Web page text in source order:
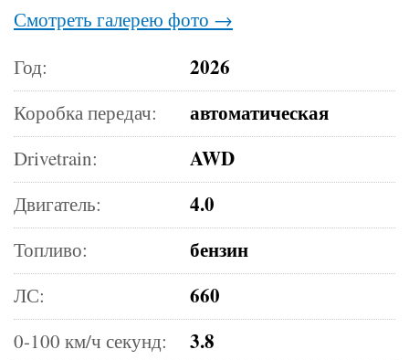
Смотреть галерею фото →
Год:
2026
Коробка передач: автоматическая
Drivetrain: AWD
Двигатель: 4.0
Топливо: бензин
ЛС: 660
0-100 км/ч секунд: 3.8